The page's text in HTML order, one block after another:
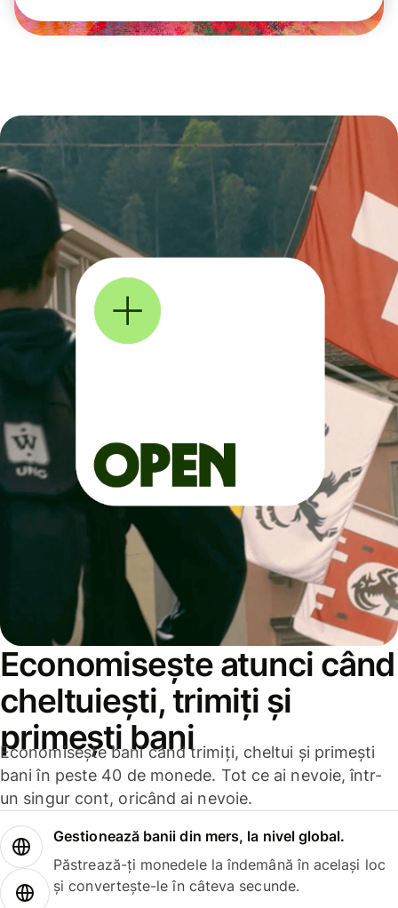
Economisește atunci când
cheltuiești, trimiți și
primești bani
Economisește bani când trimiți, cheltui și primești
bani în peste 40 de monede. Tot ce ai nevoie, într-
un singur cont, oricând ai nevoie.
Gestionează banii din mers, la nivel global.
Păstrează-ți monedele la îndemână în același loc
și convertește-le în câteva secunde.